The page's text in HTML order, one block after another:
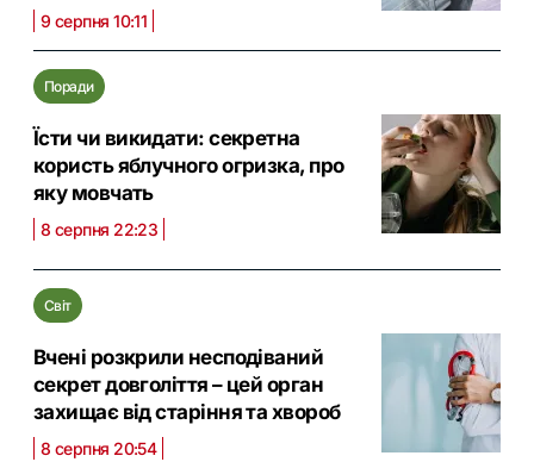
9 серпня 10:11
Поради
Їсти чи викидати: секретна
користь яблучного огризка, про
яку мовчать
8 серпня 22:23
Світ
Вчені розкрили несподіваний
секрет довголіття – цей орган
захищає від старіння та хвороб
8 серпня 20:54